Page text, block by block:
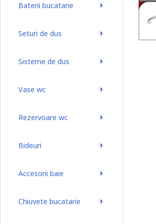
Baterii bucatarie
Seturi de dus
Sisteme de dus
Vase wc
Rezervoare wc
Bideuri
Accesorii baie
Chiuvete bucatarie